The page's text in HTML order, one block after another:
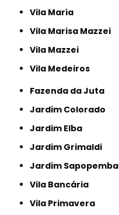
Vila Maria
Vila Marisa Mazzei
Vila Mazzei
Vila Medeiros
Fazenda da Juta
Jardim Colorado
Jardim Elba
Jardim Grimaldi
Jardim Sapopemba
Vila Bancária
Vila Primavera